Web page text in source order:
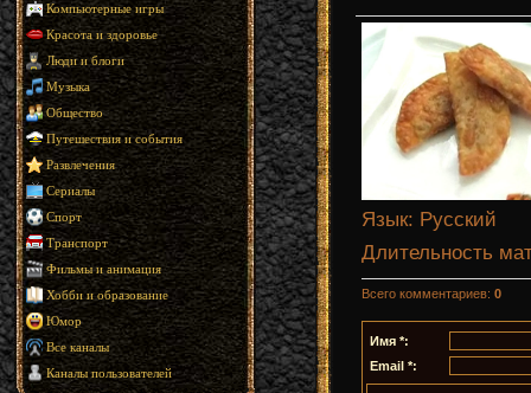
Компьютерные игры
Красота и здоровье
Люди и блоги
Музыка
Общество
Путешествия и события
Развлечения
Сериалы
Спорт
Транспорт
Фильмы и анимация
Хобби и образование
Юмор
Все каналы
Каналы пользователей
Язык: Русский
Длительность
Всего комментариев: 0
Имя *:
Email *: